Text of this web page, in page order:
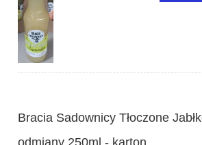
Bracia Sadownicy Tłoczone
odmiany 250ml - karton